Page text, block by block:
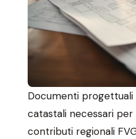
Documenti
catastali necessari
contributi regionali